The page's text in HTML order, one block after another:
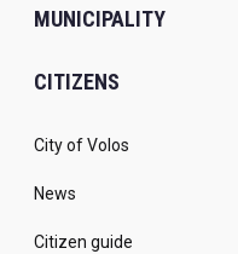
MUNICIPALITY
CITIZENS
City of Volos
News
Citizen guide